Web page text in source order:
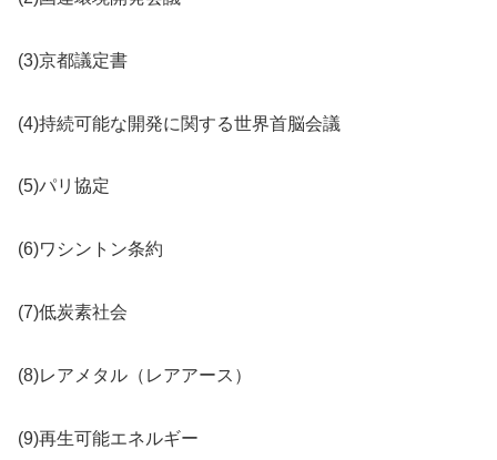
(3)京都議定書
(4)持続可能な開発に関する世界首脳会議
(5)パリ協定
(6)ワシントン条約
(7)低炭素社会
(8)レアメタル（レアアース）
(9)再生可能エネルギー